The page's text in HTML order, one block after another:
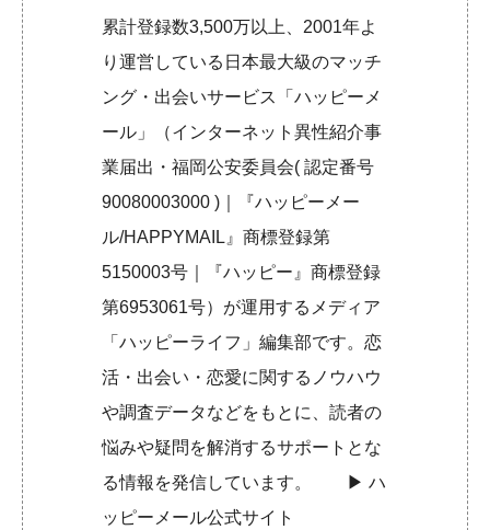
累計登録数3,500万以上、2001年よ
り運営している日本最大級のマッチ
ング・出会いサービス「ハッピーメ
ール」（インターネット異性紹介事
業届出・福岡公安委員会( 認定番号
90080003000 )｜『ハッピーメー
ル/HAPPYMAIL』商標登録第
5150003号｜『ハッピー』商標登録
第6953061号）が運用するメディア
「ハッピーライフ」編集部です。恋
活・出会い・恋愛に関するノウハウ
や調査データなどをもとに、読者の
悩みや疑問を解消するサポートとな
る情報を発信しています。 ▶︎ハ
ッピーメール公式サイト